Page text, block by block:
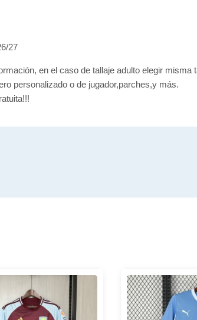
27
en el caso de tallaje adulto elegir misma
personalizado o de jugador,parches,y más.